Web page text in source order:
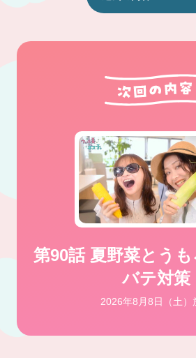
第90話 夏野菜とう
バテ対策
2026年8月8日（土）